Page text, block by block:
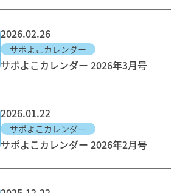
2026.02.26
サポよこカレンダー
サポよこカレンダー 2026年3月号
2026.01.22
サポよこカレンダー
サポよこカレンダー 2026年2月号